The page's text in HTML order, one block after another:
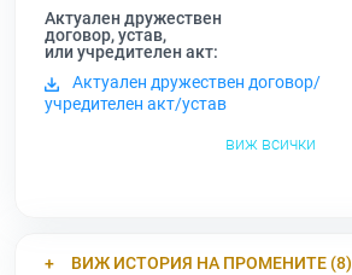
Актуален дружествен
договор, устав,
или учредителен акт:
Актуален дружествен договор/
учредителен акт/устав
виж всички
ВИЖ ИСТОРИЯ НА ПРОМЕНИТЕ (8)